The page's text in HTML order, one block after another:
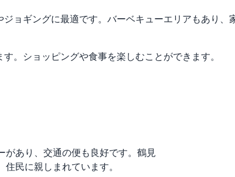
ョギングに最適です。バーベキューエリアもあり、
。ショッピングや食事を楽しむことができます。
あり、交通の便も良好です。鶴見
民に親しまれています。